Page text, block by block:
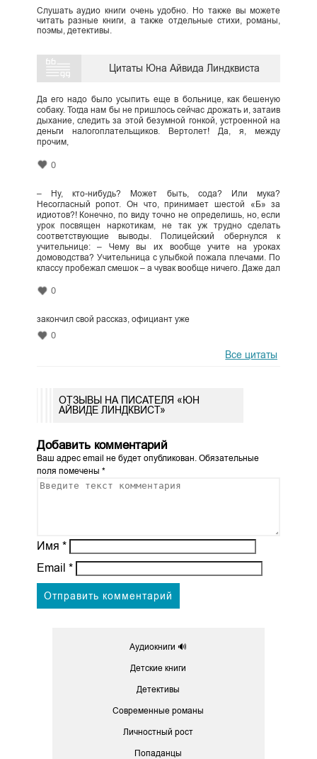
Слушать аудио книги очень удобно. Но также вы можете
читать разные книги, а также отдельные стихи, романы,
поэмы, детективы.
Цитаты Юна Айвида Линдквиста
Да его надо было усыпить еще в больнице, как бешеную
собаку. Тогда нам бы не пришлось сейчас дрожать и, затаив
дыхание, следить за этой безумной гонкой, устроенной на
деньги налогоплательщиков. Вертолет! Да, я, между
прочим,
0
– Ну, кто-нибудь? Может быть, сода? Или мука?
Несогласный ропот. Он что, принимает шестой «Б» за
идиотов?! Конечно, по виду точно не определишь, но, если
урок посвящен наркотикам, не так уж трудно сделать
соответствующие выводы. Полицейский обернулся к
учительнице: – Чему вы их вообще учите на уроках
домоводства? Учительница с улыбкой пожала плечами. По
классу пробежал смешок – а чувак вообще ничего. Даже дал
0
закончил свой рассказ, официант уже
0
Все цитаты
ОТЗЫВЫ НА ПИСАТЕЛЯ «ЮН
АЙВИДЕ ЛИНДКВИСТ»
Добавить комментарий
Ваш адрес email не будет опубликован.Обязательные
поля помечены *
Имя *
Email *
Аудиокниги 🔊
Детские книги
Детективы
Современные романы
Личностный рост
Попаданцы